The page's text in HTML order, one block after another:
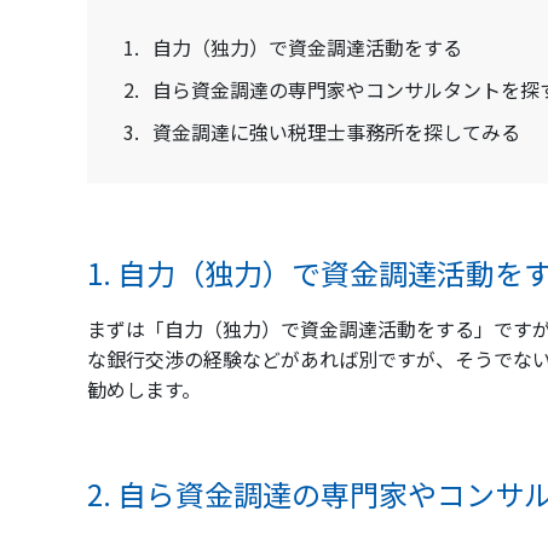
1. 自力（独力）で資金調達活動をする
2. 自ら資金調達の専門家やコンサルタントを探
3. 資金調達に強い税理士事務所を探してみる
1. 自力（独力）で資金調達活動を
まずは「自力（独力）で資金調達活動をする」で
な銀行交渉の経験などがあれば別ですが、そうで
勧めします。
2. 自ら資金調達の専門家やコンサ